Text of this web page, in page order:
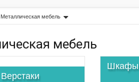
Металлическая мебель
мебель
Верстаки
Шкафы